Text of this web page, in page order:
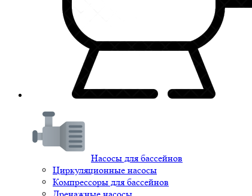
Насосы для бассейнов
Циркуляционные насосы
Компрессоры для бассейнов